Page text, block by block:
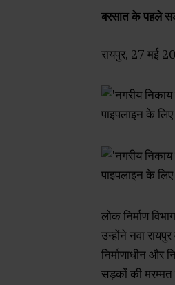
बरसात के पहले
रायपुर, 27 मई
लोक निर्माण
उन्होंने नवा
निर्माणाधीन और
सड़कों की मरम्मत